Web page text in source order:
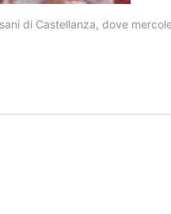
di Castellanza, dove